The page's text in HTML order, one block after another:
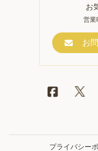
お
営業
お問
プライバシー